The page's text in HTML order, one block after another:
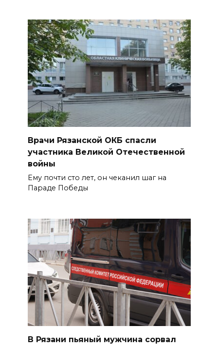
Врачи Рязанской ОКБ спасли
участника Великой Отечественной
войны
Ему почти сто лет, он чеканил шаг на
Параде Победы
В Рязани пьяный мужчина сорвал